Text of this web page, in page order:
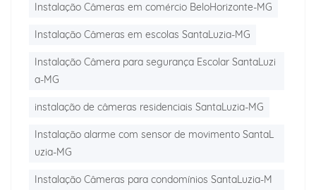
Instalação Câmeras em comércio BeloHorizonte-MG
Instalação Câmeras em escolas SantaLuzia-MG
Instalação Câmera para segurança Escolar SantaLuzi
a-MG
instalação de câmeras residenciais SantaLuzia-MG
Instalação alarme com sensor de movimento SantaL
uzia-MG
Instalação Câmeras para condomínios SantaLuzia-M